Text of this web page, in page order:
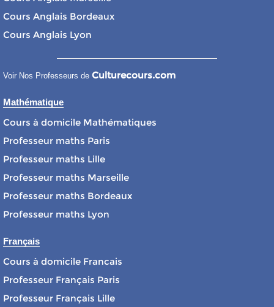
Cours Anglais Bordeaux
Cours Anglais Lyon
Voir Nos Professeurs de Culturecours.com
Mathématique
Cours à domicile Mathématiques
Professeur maths Paris
Professeur maths Lille
Professeur maths Marseille
Professeur maths Bordeaux
Professeur maths Lyon
Français
Cours à domicile Francais
Professeur Français Paris
Professeur Français Lille